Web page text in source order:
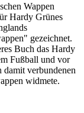
Wappen
Hardy Grünes
gezeichnet.
Buch das Hardy
Fußball und vor
damit verbundenen
widmete.